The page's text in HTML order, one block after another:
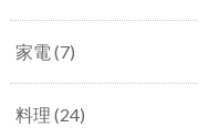
家電 (7)
料理 (24)